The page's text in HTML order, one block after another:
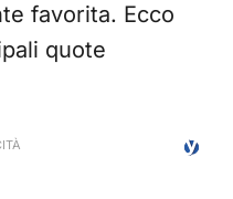
favorita. Ecco
quote